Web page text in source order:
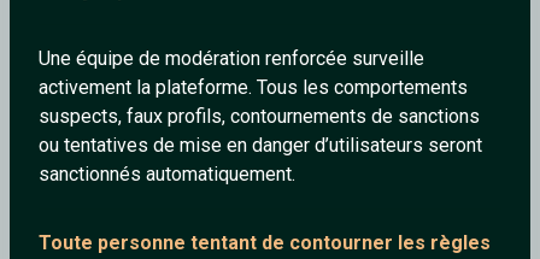
Une équipe de modération renforcée surveille
activement la plateforme. Tous les comportements
suspects, faux profils, contournements de sanctions
ou tentatives de mise en danger d’utilisateurs seront
sanctionnés automatiquement.
Toute personne tentant de contourner les règles
nelly
31 ans
Barbe-Fraiche60
36 ans